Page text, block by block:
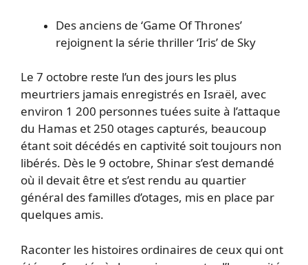
Des anciens de ‘Game Of Thrones’
rejoignent la série thriller ‘Iris’ de Sky
Le 7 octobre reste l’un des jours les plus
meurtriers jamais enregistrés en Israël, avec
environ 1 200 personnes tuées suite à l’attaque
du Hamas et 250 otages capturés, beaucoup
étant soit décédés en captivité soit toujours non
libérés. Dès le 9 octobre, Shinar s’est demandé
où il devait être et s’est rendu au quartier
général des familles d’otages, mis en place par
quelques amis.
Raconter les histoires ordinaires de ceux qui ont